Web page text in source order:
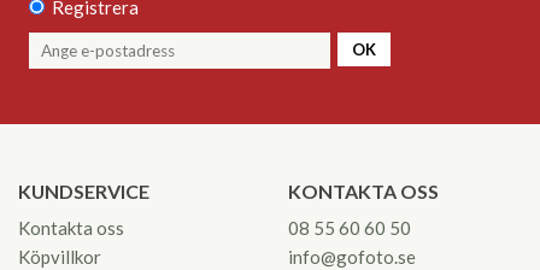
Registrera
OK
KUNDSERVICE
Kontakta oss
Köpvillkor
KONTAKTA OSS
08 55 60 60 50
info@gofoto.se